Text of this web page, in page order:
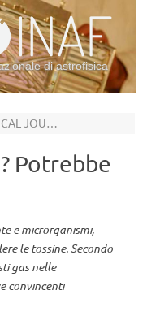
di astrofisica
PUBBLICATO SU THE ASTROPHYSICAL JOURNAL
Potrebbe
e microrganismi,
le tossine. Secondo
gas nelle
convincenti